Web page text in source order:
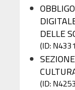
DELLE
(ID:
(ID: